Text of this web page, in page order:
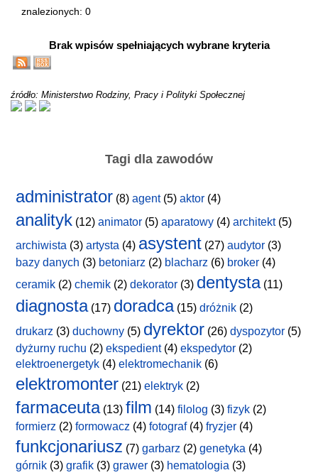
znalezionych: 0
Brak wpisów spełniających wybrane kryteria
źródło: Ministerstwo Rodziny, Pracy i Polityki Społecznej
Tagi dla zawodów
administrator (8) agent(5) aktor (4)
analityk (12) animator (5) aparatowy (4) architekt(5)
archiwista (3) artysta (4) asystent (27) audytor (3)
bazy danych (3) betoniarz (2) blacharz (6) broker (4)
ceramik (2) chemik (2) dekorator (3) dentysta(11)
diagnosta(17) doradca(15) dróżnik (2)
drukarz (3) duchowny (5) dyrektor (26) dyspozytor (5)
dyżurny ruchu (2) ekspedient(4) ekspedytor (2)
elektroenergetyk (4) elektromechanik (6)
elektromonter (21) elektryk (2)
farmaceuta(13) film (14) filolog (3) fizyk (2)
formierz (2) formowacz (4) fotograf(4) fryzjer (4)
funkcjonariusz (7) garbarz (2) genetyka (4)
górnik (3) grafik (3) grawer (3) hematologia (3)